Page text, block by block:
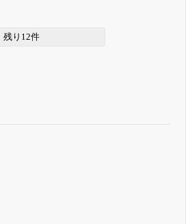
残り12件